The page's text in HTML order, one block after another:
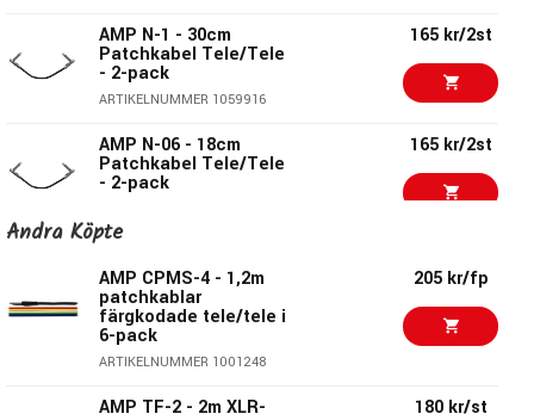
Säljes i pack om 6st
Sedan mitten av 80-talet har AMP levererat produkter
av hög kvalité till överkomliga priser.
Deras breda sortiment är fyllt med gitarrkablar,
mikrofonkablar och speakonkablar i olika längder och
prissegment men även ett nästan oslagbart antal
specialkablar, övergångar, splitkablar och adapters. Allt för
att du ska kunna koppla ihop dina musikprylar på ett bra
och smidigt sätt, oavsett vad du har för grejer. Kablarna
AMP N-1 - 30cm
Patchkabel Tele/Tele
- 2-pack
ARTIKELNUMMER 1059916
165 kr/2st
AMP N-06 - 18cm
Patchkabel Tele/Tele
- 2-pack
165 kr/2st
Patchkabel med
guldpläterade
Tele/Tele - 2-pack
ARTIKELNUMMER 1059915
patchkablar
Andra Köpte
AMP CPMS-4 - 1,2m
patchkablar
färgkodade tele/tele i
6-pack
ARTIKELNUMMER 1001248
205 kr/fp
AMP TF-2 - 2m XLR- 180 kr/st